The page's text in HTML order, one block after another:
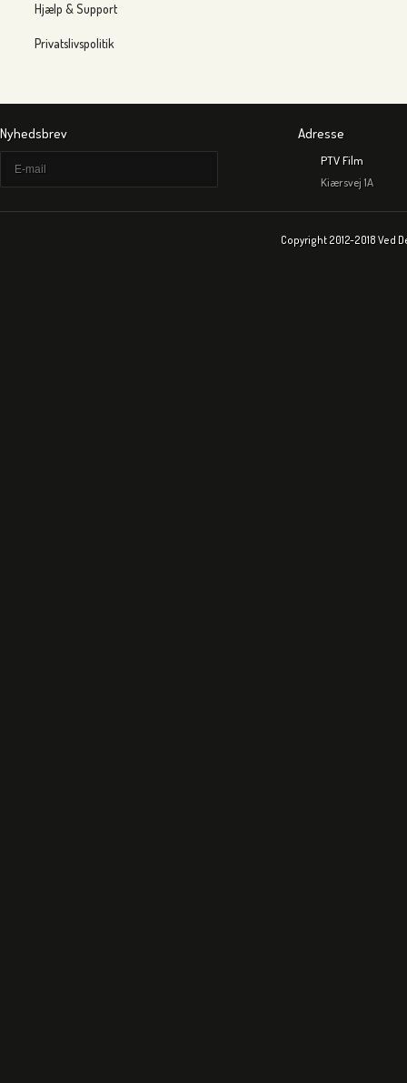
Hjælp & Support
Privatslivspolitik
Nyhedsbrev Adresse
PTV Film
Kiærsvej 1A
Copyright 2012-2018 Ved